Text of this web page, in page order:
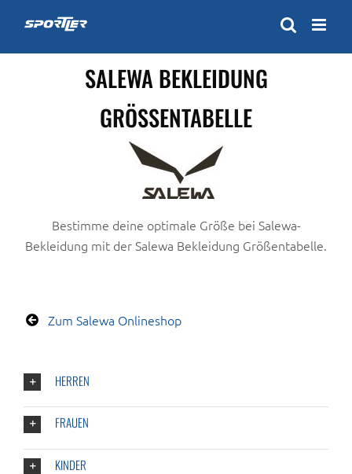
Inhalt
springen
SALEWA BEKLEIDUNG
GRÖSSENTABELLE
Bestimme deine optimale Größe bei Salewa-
Bekleidung mit der Salewa Bekleidung Größentabelle.
Zum Salewa Onlineshop
HERREN
FRAUEN
KINDER